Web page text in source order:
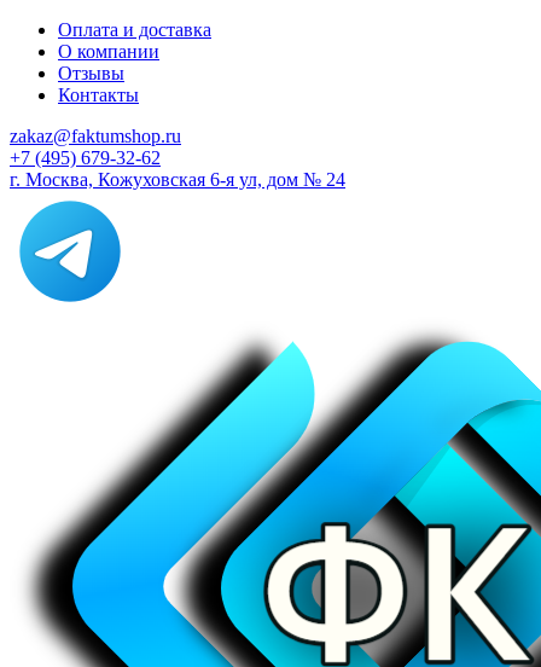
Оплата и доставка
О компании
Отзывы
Контакты
zakaz@faktumshop.ru
+7 (495) 679-32-62
г. Москва, Кожуховская 6-я ул, дом № 24